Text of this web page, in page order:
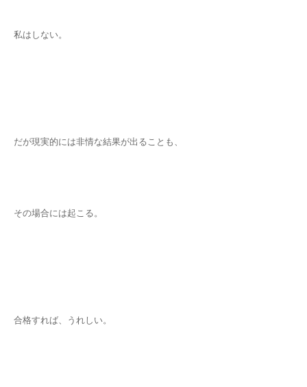
私はしない。
だが現実的には非情な結果が出ることも、
その場合には起こる。
合格すれば、うれしい。